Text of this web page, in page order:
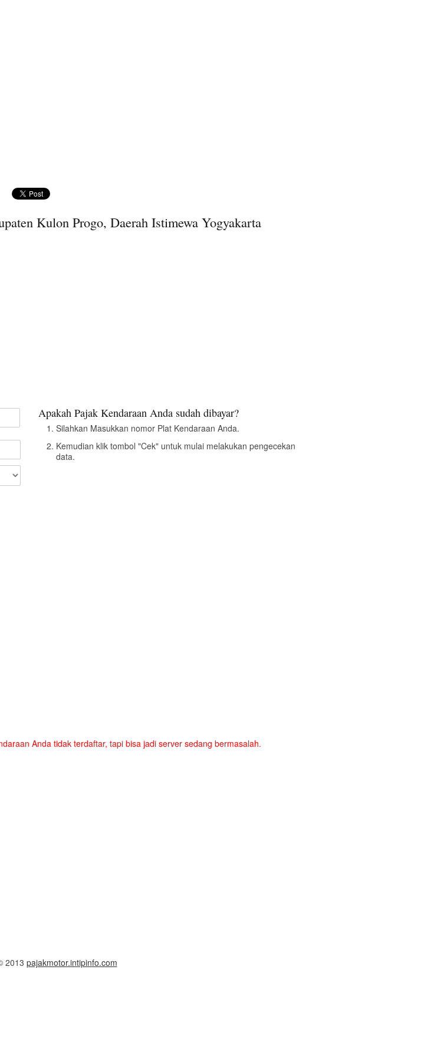
Kulon Progo, Daerah Istimewa Yogyakarta
Apakah Pajak Kendaraan Anda sudah dibayar?
Silahkan Masukkan nomor Plat Kendaraan Anda.
Kemudian klik tombol "Cek" untuk mulai melakukan pengecekan
data.
Anda tidak terdaftar, tapi bisa jadi server sedang bermasalah.
2013 pajakmotor.intipinfo.com